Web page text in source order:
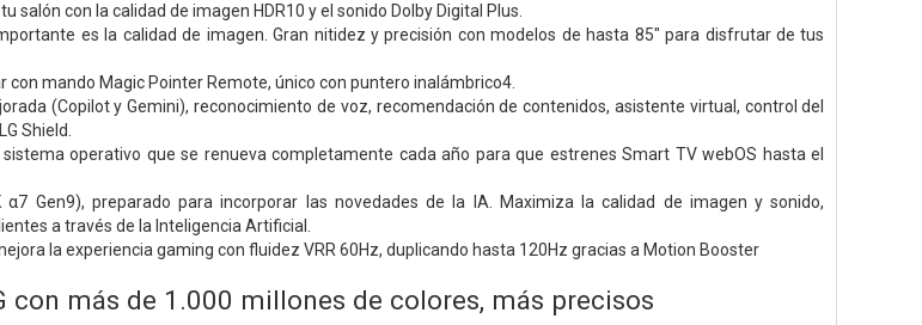
salón con la calidad de imagen HDR10 y el sonido Dolby Digital Plus.
es la calidad de imagen. Gran nitidez y precisión con modelos de hasta 85" para disfrutar de tus
con mando Magic Pointer Remote, único con puntero inalámbrico4.
(Copilot y Gemini), reconocimiento de voz, recomendación de contenidos, asistente virtual, control del
Shield.
operativo que se renueva completamente cada año para que estrenes Smart TV webOS hasta el
Gen9), preparado para incorporar las novedades de la IA. Maximiza la calidad de imagen y sonido,
a través de la Inteligencia Artificial.
la experiencia gaming con fluidez VRR 60Hz, duplicando hasta 120Hz gracias a Motion Booster
con más de 1.000 millones de colores, más precisos